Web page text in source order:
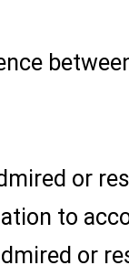
between
or
to
or